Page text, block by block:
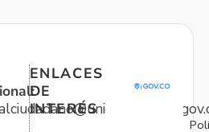
ENLACES
DE
INTERÉS